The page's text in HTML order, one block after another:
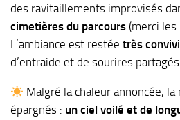
des ravitaillements improvisés
cimetières du parcours (merci les
L’ambiance est restée très
d’entraide et de sourires
Malgré la chaleur annoncée,
épargnés : un ciel voilé et de